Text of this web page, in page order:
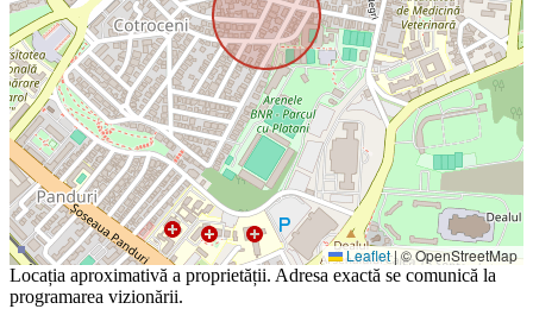
Leaflet|© OpenStreetMap
Locația aproximativă a proprietății. Adresa exactă se comunică la
programarea vizionării.